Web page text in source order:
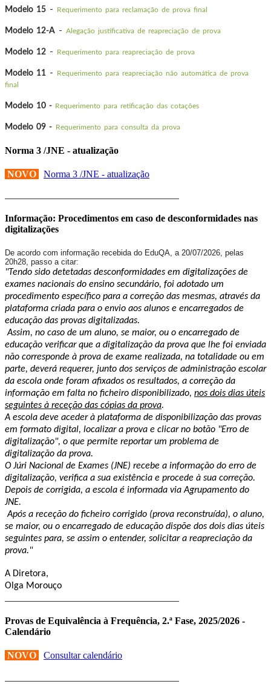
Modelo 15 - Requerimento para reclamação de prova final
Modelo 12-A - Alegação justificativa de reapreciação de prova
Modelo 12 - Requerimento para reapreciação de prova
Modelo 11 -
Requerimento para reapreciação não automática de prova
final
Modelo 10 - Requerimento para retificação das cotações
Modelo 09 - Requerimento para consulta da prova
Norma 3 /JNE - atualização
NOVO
Norma 3 /JNE - atualização
Informação: Procedimentos em caso de desconformidades nas
digitalizações
De acordo com informação recebida do EduQA, a 20/07/2026, pelas
20h28, passo a citar:
"Tendo sido detetadas desconformidades em digitalizações de
exames nacionais do ensino secundário, foi adotado um
procedimento específico para a correção das mesmas, através da
plataforma criada para o envio aos alunos e encarregados de
educação das provas digitalizadas.
Assim, no caso de um aluno, se maior, ou o encarregado de
educação verificar que a digitalização da prova que lhe foi enviada
não corresponde à prova de exame realizada, na totalidade ou em
parte, deverá requerer, junto dos serviços de administração escolar
da escola onde foram afixados os resultados, a correção da
informação em falta no ficheiro disponibilizado, nos dois dias úteis
seguintes à receção das cópias da prova.
A escola deve aceder à plataforma de disponibilização das provas
em formato digital, localizar a prova e clicar no botão "Erro de
digitalização", o que permite reportar um problema de
digitalização da prova.
O Júri Nacional de Exames (JNE) recebe a informação do erro de
digitalização, verifica a sua existência e procede à sua correção.
Depois de corrigida, a escola é informada via Agrupamento do
JNE.
Após a receção do ficheiro corrigido (prova reconstruída), o aluno,
se maior, ou o encarregado de educação dispõe dos dois dias úteis
seguintes para, se assim o entender, solicitar a reapreciação da
prova."
A Diretora,
Olga Morouço
Provas de Equivalência à Frequência, 2.ª Fase, 2025/2026 -
Calendário
NOVO Consultar calendário